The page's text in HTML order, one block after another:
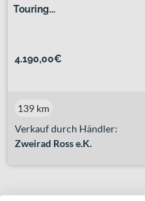
Touring...
4.190,00€
Verkauf durch Händler:
Zweirad Ross e.K.
139 km